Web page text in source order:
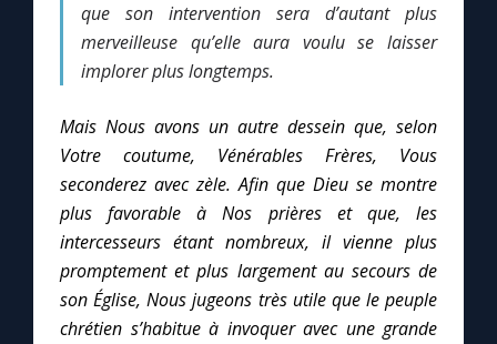
que son intervention sera d’autant plus
merveilleuse qu’elle aura voulu se laisser
implorer plus longtemps.
Mais Nous avons un autre dessein que, selon
Votre coutume, Vénérables Frères, Vous
seconderez avec zèle. Afin que Dieu se montre
plus favorable à Nos prières et que, les
intercesseurs étant nombreux, il vienne plus
promptement et plus largement au secours de
son Église, Nous jugeons très utile que le peuple
chrétien s’habitue à invoquer avec une grande